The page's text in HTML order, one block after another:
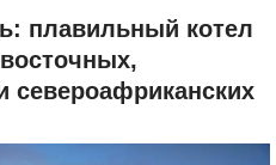
вагю и безумно вкусный